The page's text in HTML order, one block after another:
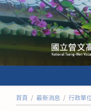
跳
轉
至
內
首頁 / 最新消息 / 行政單